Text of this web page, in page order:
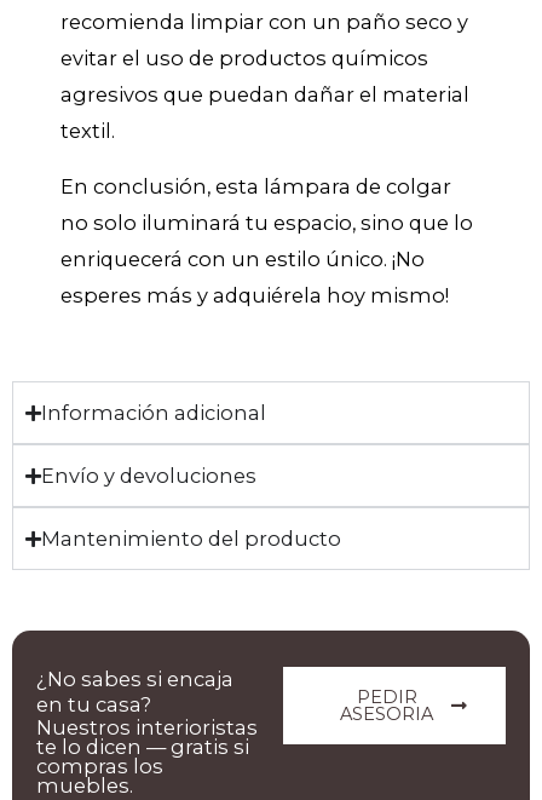
recomienda limpiar con un paño seco y
evitar el uso de productos químicos
agresivos que puedan dañar el material
textil.
En conclusión, esta lámpara de colgar
no solo iluminará tu espacio, sino que lo
enriquecerá con un estilo único. ¡No
esperes más y adquiérela hoy mismo!
Información adicional
Envío y devoluciones
Mantenimiento del producto
PEDIR
ASESORIA
¿No sabes si encaja
en tu casa?
Nuestros interioristas
te lo dicen — gratis si
compras los
muebles.